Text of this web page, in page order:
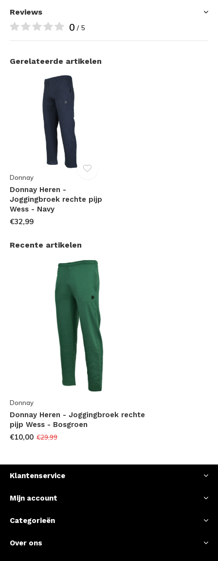
Reviews
0 / 5
Gerelateerde artikelen
Donnay
Donnay Heren -
Joggingbroek rechte pijp
Wess - Navy
€32,99
Recente artikelen
Donnay
Donnay Heren - Joggingbroek rechte
pijp Wess - Bosgroen
€10,00 €29,99
Klantenservice
Mijn account
Categorieën
Over ons